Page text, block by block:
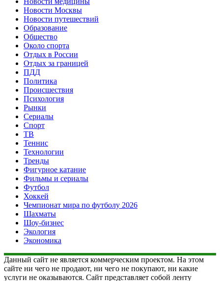
Новости Москвы
Новости путешествий
Образование
Общество
Около спорта
Отдых в России
Отдых за границей
ПДД
Политика
Происшествия
Психология
Рынки
Сериалы
Спорт
ТВ
Теннис
Технологии
Тренды
Фигурное катание
Фильмы и сериалы
Футбол
Хоккей
Чемпионат мира по футболу 2026
Шахматы
Шоу-бизнес
Экология
Экономика
Данный сайт не является коммерческим проектом. На этом
сайте ни чего не продают, ни чего не покупают, ни какие
услуги не оказываются. Сайт представляет собой ленту